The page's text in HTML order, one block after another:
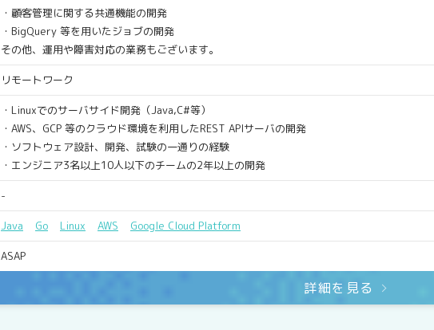
・顧客管理に関する共通機能の開発
・BigQuery 等を用いたジョブの開発
その他、運用や障害対応の業務もございます。
リモートワーク
・Linuxでのサーバサイド開発（Java,C#等）
・AWS、GCP 等のクラウド環境を利用したREST APIサーバの開発
・ソフトウェア設計、開発、試験の一通りの経験
・エンジニア3名以上10人以下のチームの2年以上の開発
-
Java Go Linux AWS Google Cloud Platform
ASAP
詳細を見る